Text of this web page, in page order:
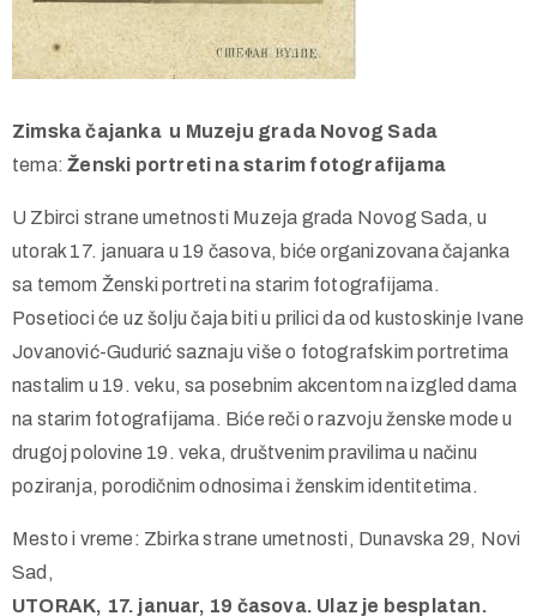
Zimska čajanka u Muzeju grada Novog Sada
tema:Ženski portreti na starim fotografijama
U Zbirci strane umetnosti Muzeja grada Novog Sada, u
utorak 17. januara u 19 časova, biće organizovana čajanka
sa temom Ženski portreti na starim fotografijama.
Posetioci će uz šolju čaja biti u prilici da od kustoskinje Ivane
Jovanović-Gudurić saznaju više o fotografskim portretima
nastalim u 19. veku, sa posebnim akcentom na izgled dama
na starim fotografijama. Biće reči o razvoju ženske mode u
drugoj polovine 19. veka, društvenim pravilima u načinu
poziranja, porodičnim odnosima i ženskim identitetima.
Mesto i vreme: Zbirka strane umetnosti, Dunavska 29, Novi
Sad,
UTORAK, 17. januar, 19 časova. Ulaz je besplatan.